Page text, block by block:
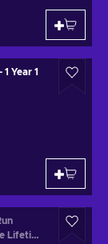
Year 1
Lifetime